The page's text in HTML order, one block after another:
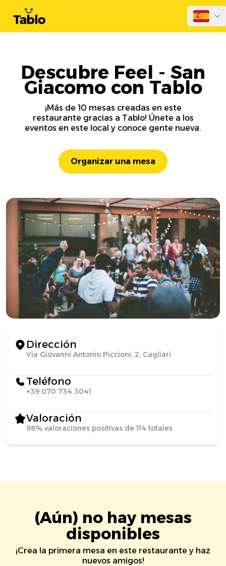
Descubre Feel - San
Giacomo con Tablo
¡Más de 10 mesas creadas en este
restaurante gracias a Tablo! Únete a los
eventos en este local y conoce gente nueva.
Organizar una mesa
Dirección
Via Giovanni Antonio Piccioni, 2, Cagliari
Teléfono
+39 070 734 3041
Valoración
98% valoraciones positivas de 114 totales
(Aún) no hay mesas
disponibles
¡Crea la primera mesa en este restaurante y haz
nuevos amigos!